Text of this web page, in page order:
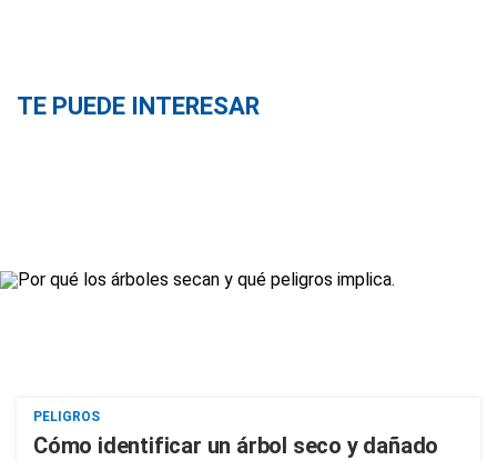
TE PUEDE INTERESAR
PELIGROS
Cómo identificar un árbol seco y dañado